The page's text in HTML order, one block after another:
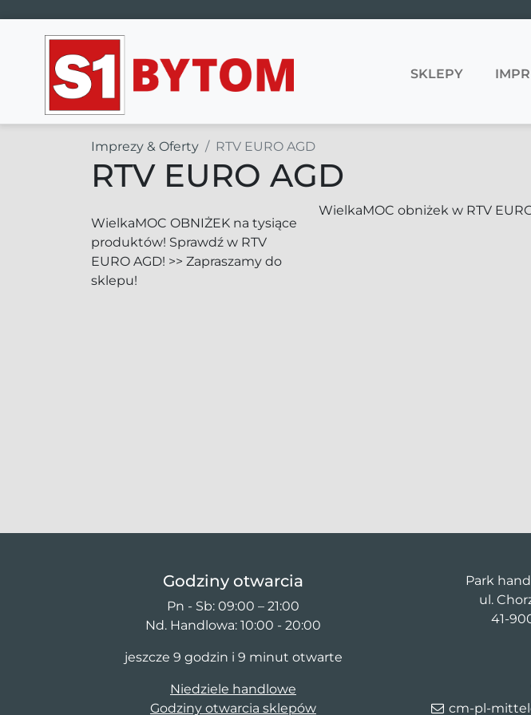
Main Navigation SKLEPY
Imprezy & Oferty RTV EURO AGD
RTV EURO AGD
WielkaMOC OBNIŻEK na tysiące
produktów! Sprawdź w RTV
EURO AGD! >> Zapraszamy do
sklepu!
WielkaMOC obniżek w RTV
Godziny otwarcia
Pn - Sb: 09:00 – 21:00
Nd. Handlowa: 10:00 - 20:00
jeszcze 9 godzin i 9 minut otwarte
Niedziele handlowe
Godziny otwarcia sklepów
Park
ul.
41-
cm-pl-